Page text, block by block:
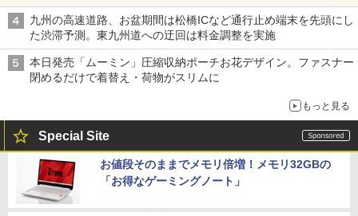
九州の高速道路、お盆期間は松橋ICなど通行止め端末を先頭にし
た渋滞予測。東九州道への迂回は料金調整を実施
本日発売「ムーミン」圧縮収納ポーチお花デザイン。ファスナー
閉めるだけで着替え・荷物がスリムに
もっと見る
Special Site
お値段そのままでメモリ倍増！メモリ32GBの
「お得なゲーミングノート」